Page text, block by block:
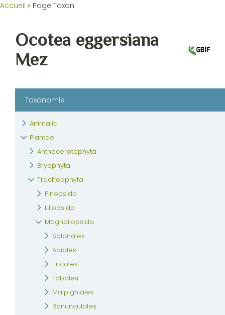
Accueil » Page Taxon
Ocotea eggersiana
Mez
Taxonomie
Animalia
Plantae
Anthocerotophyta
Bryophyta
Tracheophyta
Pinopsida
Liliopsida
Magnoliopsida
Solanales
Apiales
Ericales
Fabales
Malpighiales
Ranunculales